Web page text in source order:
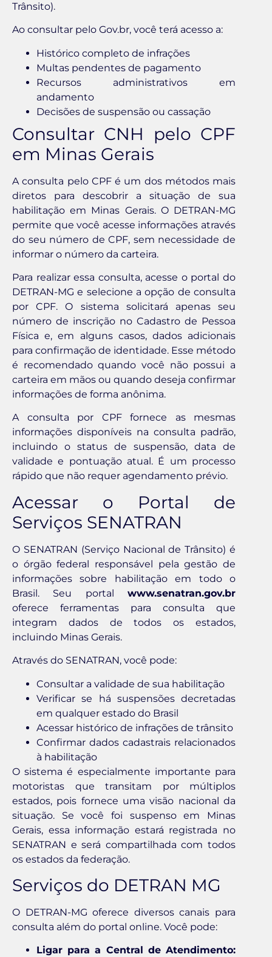
Trânsito).
Ao consultar pelo Gov.br, você terá acesso a:
Histórico completo de infrações
Multas pendentes de pagamento
Recursos administrativos em
andamento
Decisões de suspensão ou cassação
Consultar CNH pelo CPF
em Minas Gerais
A consulta pelo CPF é um dos métodos mais
diretos para descobrir a situação de sua
habilitação em Minas Gerais. O DETRAN-MG
permite que você acesse informações através
do seu número de CPF, sem necessidade de
informar o número da carteira.
Para realizar essa consulta, acesse o portal do
DETRAN-MG e selecione a opção de consulta
por CPF. O sistema solicitará apenas seu
número de inscrição no Cadastro de Pessoa
Física e, em alguns casos, dados adicionais
para confirmação de identidade. Esse método
é recomendado quando você não possui a
carteira em mãos ou quando deseja confirmar
informações de forma anônima.
A consulta por CPF fornece as mesmas
informações disponíveis na consulta padrão,
incluindo o status de suspensão, data de
validade e pontuação atual. É um processo
rápido que não requer agendamento prévio.
Acessar o Portal de
Serviços SENATRAN
O SENATRAN (Serviço Nacional de Trânsito) é
o órgão federal responsável pela gestão de
informações sobre habilitação em todo o
Brasil. Seu portal www.senatran.gov.br
oferece ferramentas para consulta que
integram dados de todos os estados,
incluindo Minas Gerais.
Através do SENATRAN, você pode:
Consultar a validade de sua habilitação
Verificar se há suspensões decretadas
em qualquer estado do Brasil
Acessar histórico de infrações de trânsito
Confirmar dados cadastrais relacionados
à habilitação
O sistema é especialmente importante para
motoristas que transitam por múltiplos
estados, pois fornece uma visão nacional da
situação. Se você foi suspenso em Minas
Gerais, essa informação estará registrada no
SENATRAN e será compartilhada com todos
os estados da federação.
Serviços do DETRAN MG
O DETRAN-MG oferece diversos canais para
consulta além do portal online. Você pode:
Ligar para a Central de Atendimento: